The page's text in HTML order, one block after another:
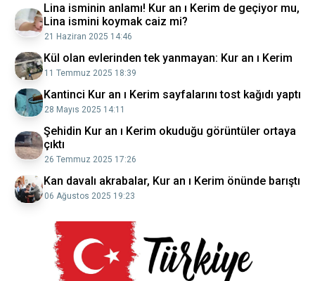
Lina isminin anlamı! Kur an ı Kerim de geçiyor mu,
Lina ismini koymak caiz mi?
21 Haziran 2025 14:46
Kül olan evlerinden tek yanmayan: Kur an ı Kerim
11 Temmuz 2025 18:39
Kantinci Kur an ı Kerim sayfalarını tost kağıdı yaptı
28 Mayıs 2025 14:11
Şehidin Kur an ı Kerim okuduğu görüntüler ortaya
çıktı
26 Temmuz 2025 17:26
Kan davalı akrabalar, Kur an ı Kerim önünde barıştı
06 Ağustos 2025 19:23